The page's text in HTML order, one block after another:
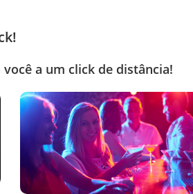
a um click de distância!